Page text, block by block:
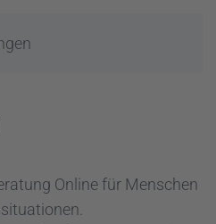
Online für Menschen